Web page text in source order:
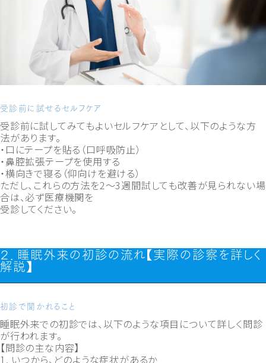
受診前に試せるセルフケア
受診前に試してみてもよいセルフケアとして、以下のような方
法があります。
・口にテープを貼る（口呼吸防止）
・鼻腔拡張テープを使用する
・横向きで寝る（仰向けを避ける）
ただし、これらの方法を2〜3週間試しても改善が見られない場
合は、必ず医療機関を
受診してください。
２．睡眠外来の初診の流れ【実際の診察を詳しく
解説】
初診で聞かれること
睡眠外来での初診では、以下のような項目について詳しく問診
が行われます。
【問診の主な内容】
1. いつから、どのような症状があるか